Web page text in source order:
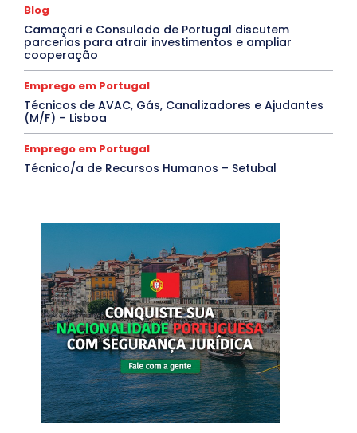
Blog
Camaçari e Consulado de Portugal discutem
parcerias para atrair investimentos e ampliar
cooperação
Emprego em Portugal
Técnicos de AVAC, Gás, Canalizadores e Ajudantes
(M/F) – Lisboa
Emprego em Portugal
Técnico/a de Recursos Humanos – Setubal